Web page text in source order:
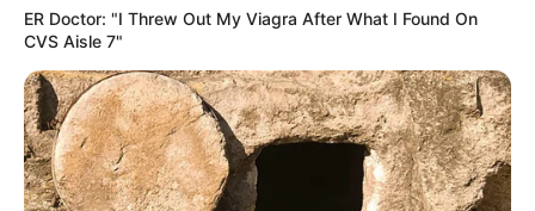
ER Doctor: "I Threw Out My Viagra After What I Found On
CVS Aisle 7"